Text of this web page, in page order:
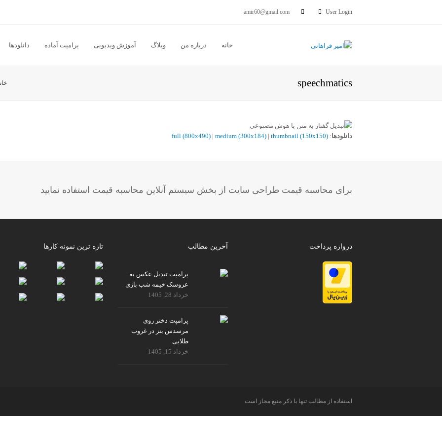
amir60@gmail.com User Login
خانه درباره من وبلاگ آموزش ویدیویی پرامپت آماده دانلودها
speechmatics
دانلودها:
full (800x490) | medium (300x184) | thumbnail (150x150)
برای محاسبه قیمت طراحی سایت از بخش سیستم آنلاین محاسبه قیمت استفاده نمایید
دروازه پرداخت آخرین مطالب
پرامپت تبدیل عکس به
عروسک خیمه شب بازی
خرداد 28, 1405
پرامپت دختر روی
مرسدس بنز در غروب
طلایی
خرداد 15, 1405
تازه ترین نمونه کارها
استفاده از مطالب تنها با ذکر منبع مجاز است